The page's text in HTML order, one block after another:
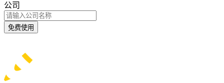
公司
免费使用